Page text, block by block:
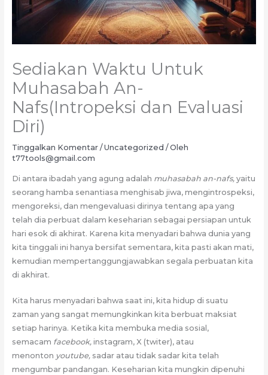
Sediakan Waktu Untuk
Muhasabah An-
Nafs(Intropeksi dan Evaluasi
Diri)
Tinggalkan Komentar /Uncategorized / Oleh
t77tools@gmail.com
Di antara ibadah yang agung adalah muhasabah an-nafs, yaitu
seorang hamba senantiasa menghisab jiwa, mengintrospeksi,
mengoreksi, dan mengevaluasi dirinya tentang apa yang
telah dia perbuat dalam keseharian sebagai persiapan untuk
hari esok di akhirat. Karena kita menyadari bahwa dunia yang
kita tinggali ini hanya bersifat sementara, kita pasti akan mati,
kemudian mempertanggungjawabkan segala perbuatan kita
di akhirat.
Kita harus menyadari bahwa saat ini, kita hidup di suatu
zaman yang sangat memungkinkan kita berbuat maksiat
setiap harinya. Ketika kita membuka media sosial,
semacam facebook, instagram, X (twiter), atau
menonton youtube, sadar atau tidak sadar kita telah
mengumbar pandangan. Keseharian kita mungkin dipenuhi